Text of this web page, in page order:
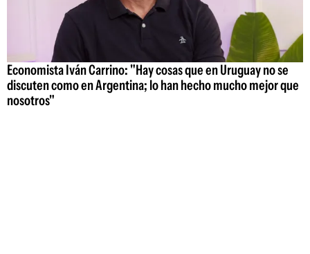
Economista Iván Carrino: "Hay cosas que en Uruguay no se
discuten como en Argentina; lo han hecho mucho mejor que
nosotros"